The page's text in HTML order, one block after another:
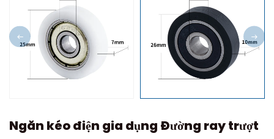
Ngăn kéo điện gia dụng Đường ray trượt